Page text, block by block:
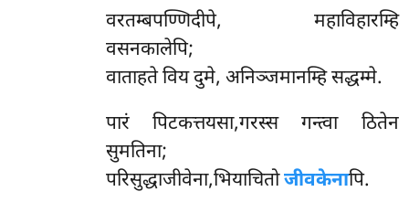
वरतम्बपण्णिदीपे, महाविहारम्हि
वसनकालेपि;
वाताहते विय दुमे, अनिञ्जमानम्हि सद्धम्मे.
पारं पिटकत्तयसा,गरस्स गन्त्वा ठितेन
सुमतिना;
परिसुद्धाजीवेना,भियाचितोजीवकेनापि.